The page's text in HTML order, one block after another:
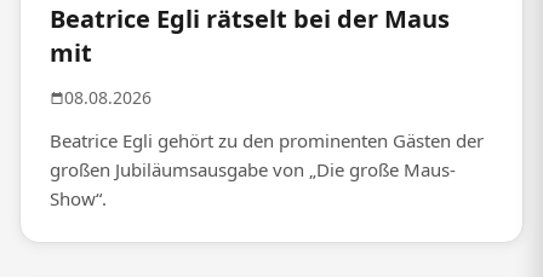
Beatrice Egli rätselt bei der Maus
mit
08.08.2026
Beatrice Egli gehört zu den prominenten Gästen der
großen Jubiläumsausgabe von „Die große Maus-
Show“.